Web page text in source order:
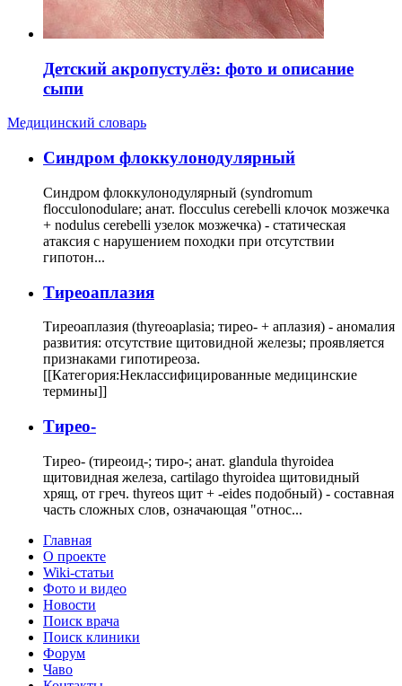
Детский акропустулёз: фото и описание
сыпи
Медицинский словарь
Cиндром флоккулонодулярный
Синдром флоккулонодулярный (syndromum
flocculonodulare; анат. flocculus cerebelli клочок мозжечка
+ nodulus cerebelli узелок мозжечка) - статическая
атаксия с нарушением походки при отсутствии
гипотон...
Тиреоаплазия
Тиреоаплазия (thyreoaplasia; тирео- + аплазия) - аномалия
развития: отсутствие щитовидной железы; проявляется
признаками гипотиреоза.
[[Категория:Неклассифицированные медицинские
термины]]
Тирео-
Тирео- (тиреоид-; тиро-; анат. glandula thyroidea
щитовидная железа, cartilago thyroidea щитовидный
хрящ, от греч. thyreos щит + -eides подобный) - составная
часть сложных слов, означающая "относ...
Главная
О проекте
Wiki-статьи
Фото и видео
Новости
Поиск врача
Поиск клиники
Форум
Чаво